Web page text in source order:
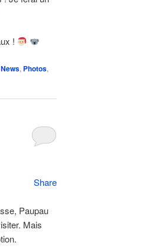
!
News, Photos,
Share
Paupau
Mais